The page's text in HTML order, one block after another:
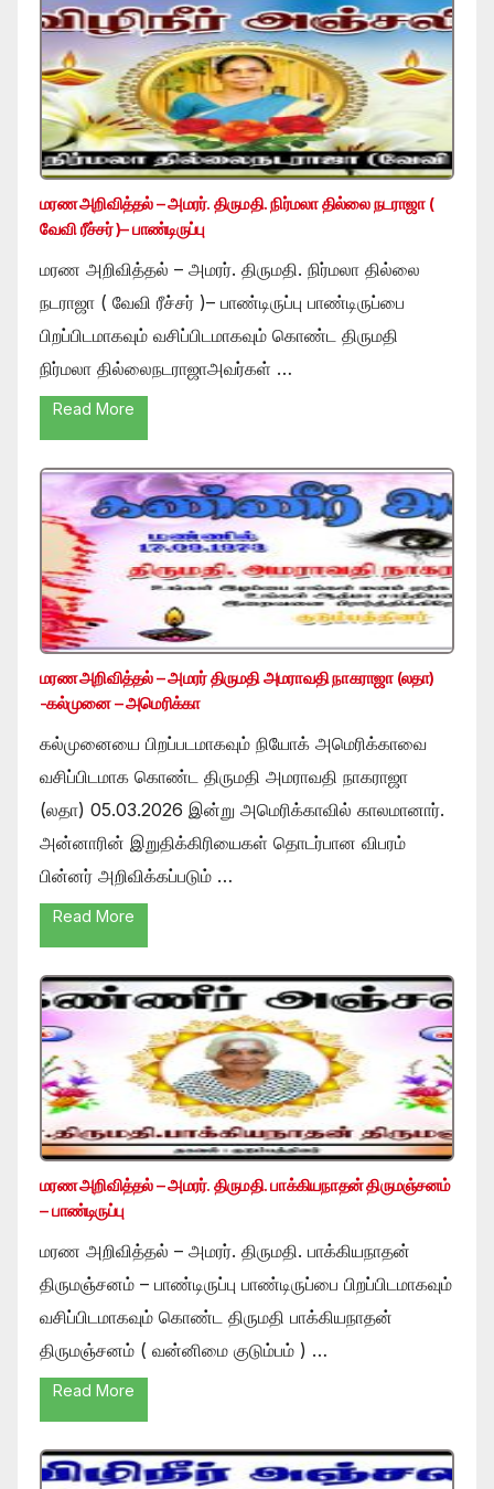
மரண அறிவித்தல் – அமரர். திருமதி. நிர்மலா தில்லை நடராஜா (
வேவி ரீச்சர் )– பாண்டிருப்பு
மரண அறிவித்தல் – அமரர். திருமதி. நிர்மலா தில்லை
நடராஜா ( வேவி ரீச்சர் )– பாண்டிருப்பு பாண்டிருப்பை
பிறப்பிடமாகவும் வசிப்பிடமாகவும் கொண்ட திருமதி
நிர்மலா தில்லைநடராஜாஅவர்கள் …
Read More
மரண அறிவித்தல் – அமரர் திருமதி அமராவதி நாகராஜா (லதா)
-கல்முனை – அமெரிக்கா
கல்முனையை பிறப்படமாகவும் நியோக் அமெரிக்காவை
வசிப்பிடமாக கொண்ட திருமதி அமராவதி நாகராஜா
(லதா) 05.03.2026 இன்று அமெரிக்காவில் காலமானார்.
அன்னாரின் இறுதிக்கிரியைகள் தொடர்பான விபரம்
பின்னர் அறிவிக்கப்படும் …
Read More
மரண அறிவித்தல் – அமரர். திருமதி. பாக்கியநாதன் திருமஞ்சனம்
– பாண்டிருப்பு
மரண அறிவித்தல் – அமரர். திருமதி. பாக்கியநாதன்
திருமஞ்சனம் – பாண்டிருப்பு பாண்டிருப்பை பிறப்பிடமாகவும்
வசிப்பிடமாகவும் கொண்ட திருமதி பாக்கியநாதன்
திருமஞ்சனம் ( வன்னிமை குடும்பம் ) …
Read More